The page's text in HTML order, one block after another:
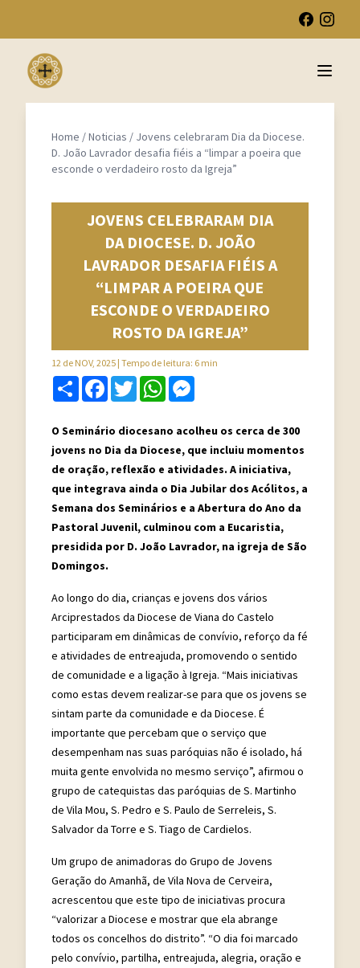
Open
Home /Noticias / Jovens celebraram Dia da Diocese.
D. João Lavrador desafia fiéis a “limpar a poeira que
esconde o verdadeiro rosto da Igreja”
JOVENS CELEBRARAM DIA
DA DIOCESE. D. JOÃO
LAVRADOR DESAFIA FIÉIS A
“LIMPAR A POEIRA QUE
ESCONDE O VERDADEIRO
ROSTO DA IGREJA”
12 de NOV, 2025 | Tempo de leitura: 6 min
Share FacebookTwitterWhatsApp
O Seminário diocesano acolheu os cerca de 300
jovens no Dia da Diocese, que incluiu momentos
de oração, reflexão e atividades. A iniciativa,
que integrava ainda o Dia Jubilar dos Acólitos, a
Semana dos Seminários e a Abertura do Ano da
Pastoral Juvenil, culminou com a Eucaristia,
presidida por D. João Lavrador, na igreja de São
Domingos.
Ao longo do dia, crianças e jovens dos vários
Arciprestados da Diocese de Viana do Castelo
participaram em dinâmicas de convívio, reforço da fé
e atividades de entreajuda, promovendo o sentido
de comunidade e a ligação à Igreja. “Mais iniciativas
como estas devem realizar-se para que os jovens se
sintam parte da comunidade e da Diocese. É
importante que percebam que o serviço que
desempenham nas suas paróquias não é isolado, há
muita gente envolvida no mesmo serviço”, afirmou o
grupo de catequistas das paróquias de S. Martinho
de Vila Mou, S. Pedro e S. Paulo de Serreleis, S.
Salvador da Torre e S. Tiago de Cardielos.
Um grupo de animadoras do Grupo de Jovens
Geração do Amanhã, de Vila Nova de Cerveira,
acrescentou que este tipo de iniciativas procura
“valorizar a Diocese e mostrar que ela abrange
todos os concelhos do distrito”. “O dia foi marcado
pelo convívio, partilha, entreajuda, alegria, oração e